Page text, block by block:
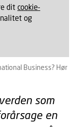
dit cookie-
og
Business? Hør
som
en